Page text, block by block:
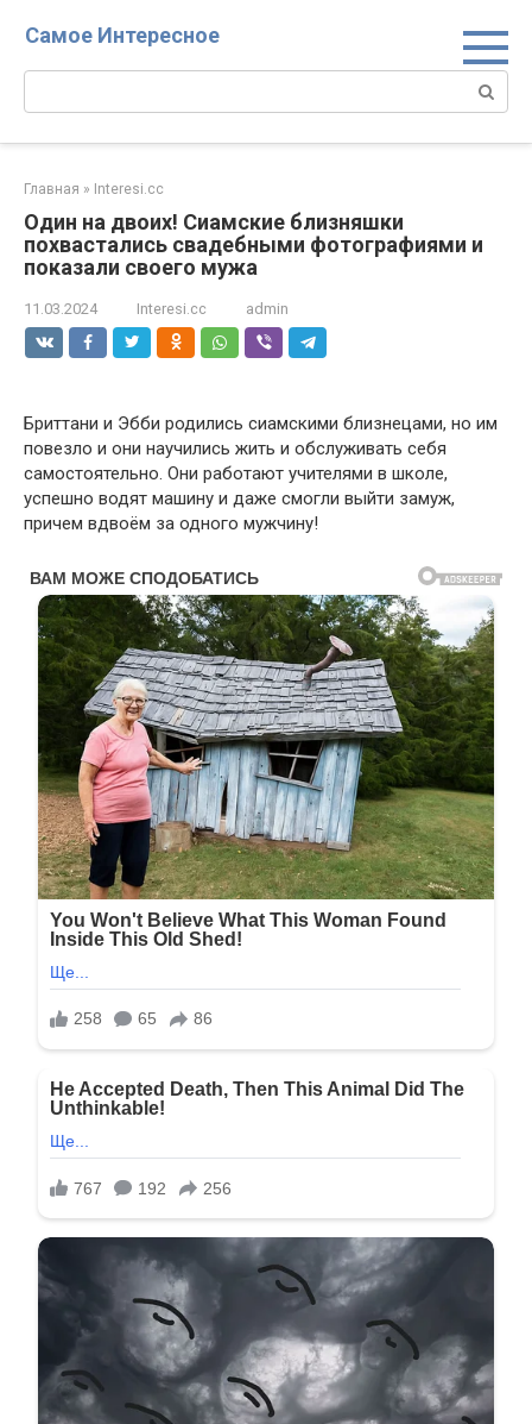
Самое Интересное
Поиск:
Главная » Interesi.cc
Один на двоих! Сиамские близняшки
похвастались свадебными фотографиями и
показали своего мужа
11.03.2024 Interesi.cc admin
Бриттани и Эбби родились сиамскими близнецами, но им
повезло и они научились жить и обслуживать себя
самостоятельно. Они работают учителями в школе,
успешно водят машину и даже смогли выйти замуж,
причем вдвоём за одного мужчину!